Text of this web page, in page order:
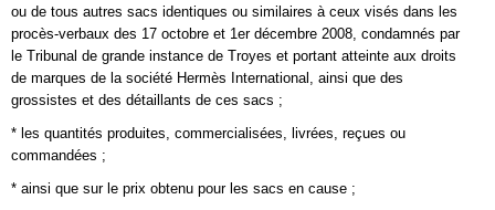
ou de tous autres sacs identiques ou similaires à ceux visés dans les
procès-verbaux des 17 octobre et 1er décembre 2008, condamnés par
le Tribunal de grande instance de Troyes et portant atteinte aux droits
de marques de la société Hermès International, ainsi que des
grossistes et des détaillants de ces sacs ;
* les quantités produites, commercialisées, livrées, reçues ou
commandées ;
* ainsi que sur le prix obtenu pour les sacs en cause ;